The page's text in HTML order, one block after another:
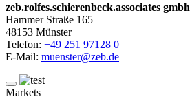
zeb.rolfes.schierenbeck.associates gmbh
Hammer Straße 165
48153 Münster
Telefon: +49 251 97128 0
E-Mail: muenster@zeb.de
Markets